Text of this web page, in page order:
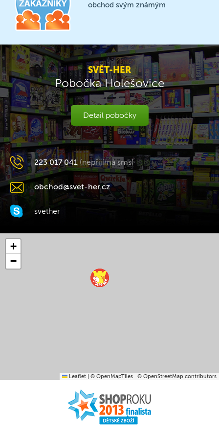
obchod svým známým
SVĚT-HER
Pobočka Holešovice
Detail pobočky
223 017 041 (nepřijímá sms)
obchod@svet-her.cz
svether
+
−
Leaflet © OpenMapTiles © OpenStreetMap contributors